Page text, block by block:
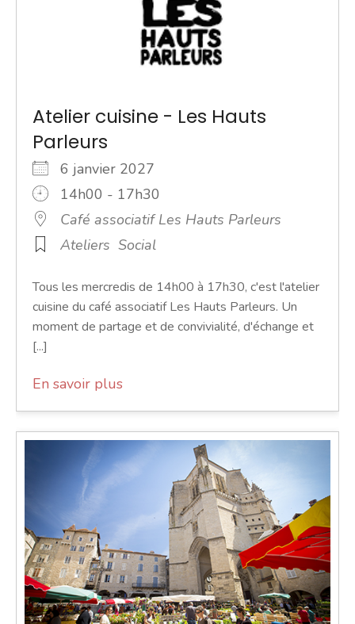
Atelier cuisine - Les Hauts
Parleurs
6 janvier 2027
14h00 - 17h30
Café associatif Les Hauts Parleurs
Ateliers Social
Tous les mercredis de 14h00 à 17h30, c'est l'atelier
cuisine du café associatif Les Hauts Parleurs. Un
moment de partage et de convivialité, d'échange et
[...]
En savoir plus